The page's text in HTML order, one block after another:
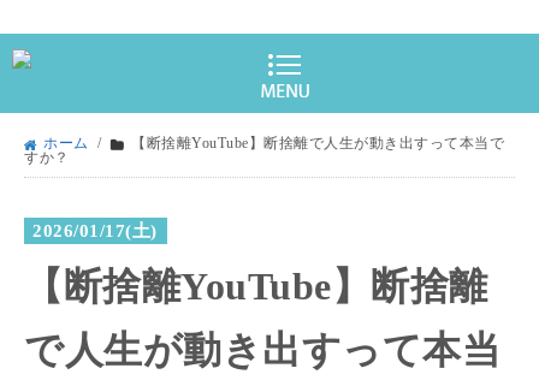
ホーム /
【断捨離YouTube】断捨離で人生が動き出すって本当で
すか？
2026/01/17(土)
【断捨離YouTube】断捨離
で人生が動き出すって本当